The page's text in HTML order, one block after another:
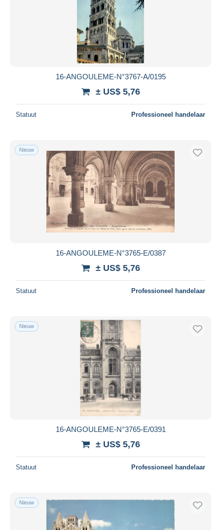
16-ANGOULEME-N°3767-A/0195
± US$ 5,76
Statuut Professioneel handelaar
Nieuw
16-ANGOULEME-N°3765-E/0387
± US$ 5,76
Statuut Professioneel handelaar
Nieuw
16-ANGOULEME-N°3765-E/0391
± US$ 5,76
Statuut Professioneel handelaar
Nieuw